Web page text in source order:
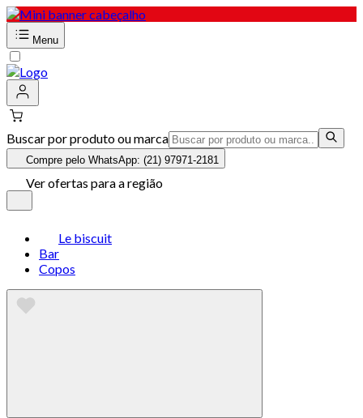
Menu
Buscar por produto ou marca
Compre pelo WhatsApp: (21) 97971-2181
Ver ofertas para a região
Le biscuit
Bar
Copos